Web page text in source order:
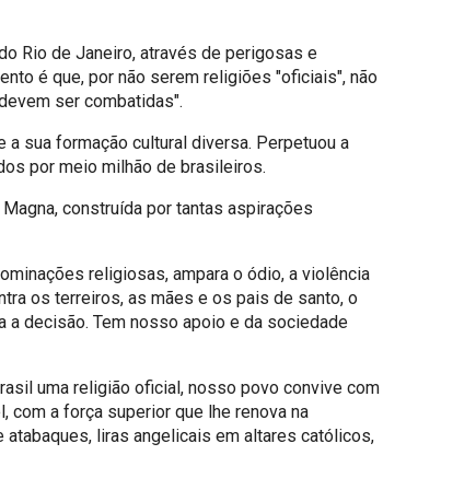
Rio de Janeiro, através de perigosas e
é que, por não serem religiões "oficiais", não
ser combatidas".
sua formação cultural diversa. Perpetuou a
por meio milhão de brasileiros.
construída por tantas aspirações
religiosas, ampara o ódio, a violência
os terreiros, as mães e os pais de santo, o
decisão. Tem nosso apoio e da sociedade
uma religião oficial, nosso povo convive com
com a força superior que lhe renova na
liras angelicais em altares católicos,